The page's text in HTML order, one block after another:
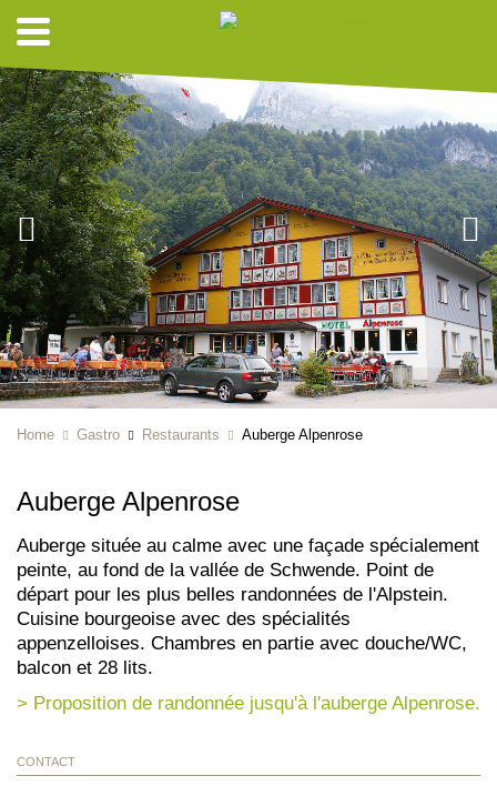
Home Gastro Restaurants Auberge Alpenrose
Auberge Alpenrose
Auberge située au calme avec une façade spécialement
peinte, au fond de la vallée de Schwende. Point de
départ pour les plus belles randonnées de l'Alpstein.
Cuisine bourgeoise avec des spécialités
appenzelloises. Chambres en partie avec douche/WC,
balcon et 28 lits.
> Proposition de randonnée jusqu'à l'auberge Alpenrose.
CONTACT